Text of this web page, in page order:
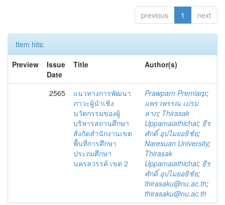
previous 1 next
Item hits:
Preview
Issue
Date
Title Author(s)
2565
แนวทางการพัฒนา
ภาวะผู้นำเชิง
นวัตกรรมของผู้
บริหารสถานศึกษา
สังกัดสำนักงานเขต
พื้นที่การศึกษา
ประถมศึกษา
นครสวรรค์ เขต 2
Prawparn Premlarp;
แพรวพรรณ เปรม
ลาภ; Thirasak
Uppamaiathichai; ธีร
ศักดิ์ อุปไมยอธิชัย;
Naresuan University;
Thirasak
Uppamaiathichai; ธีร
ศักดิ์ อุปไมยอธิชัย;
thirasaku@nu.ac.th;
thirasaku@nu.ac.th